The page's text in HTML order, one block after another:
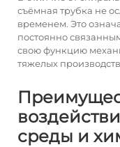
съёмная трубка не
временем. Это
постоянно
свою функцию
тяжелых
среды и